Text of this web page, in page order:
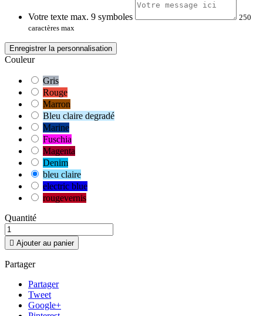
Votre texte max. 9 symboles
250
caractères max
Enregistrer la personnalisation
Couleur
Gris
Rouge
Marron
Bleu claire degradé
Marine
Fuschia
Magenta
Denim
bleu claire
electric blue
rougevernis
Quantité
 Ajouter au panier
Partager
Partager
Tweet
Google+